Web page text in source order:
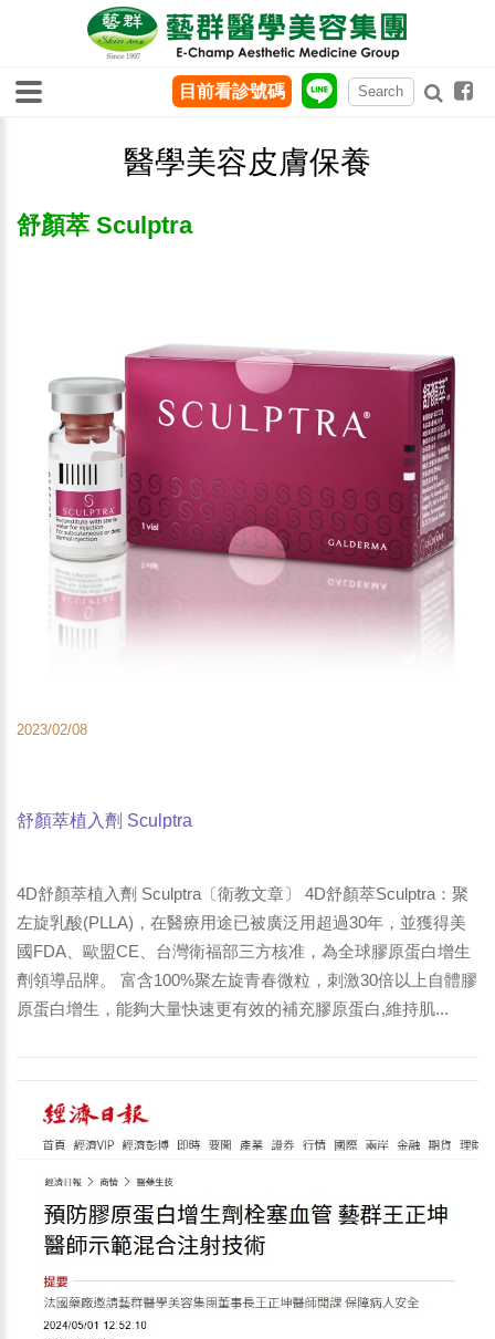
醫學美容皮膚保養
舒顏萃 Sculptra
2023/02/08
舒顏萃植入劑 Sculptra
4D舒顏萃植入劑 Sculptra〔衛教文章〕 4D舒顏萃Sculptra：聚
左旋乳酸(PLLA)，在醫療用途已被廣泛用超過30年，並獲得美
國FDA、歐盟CE、台灣衛福部三方核准，為全球膠原蛋白增生
劑領導品牌。 富含100%聚左旋青春微粒，刺激30倍以上自體膠
原蛋白增生，能夠大量快速更有效的補充膠原蛋白,維持肌...
目前看診號碼